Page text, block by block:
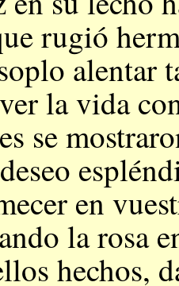
rugió
alentar
la vida
se
en
la rosa
hechos,